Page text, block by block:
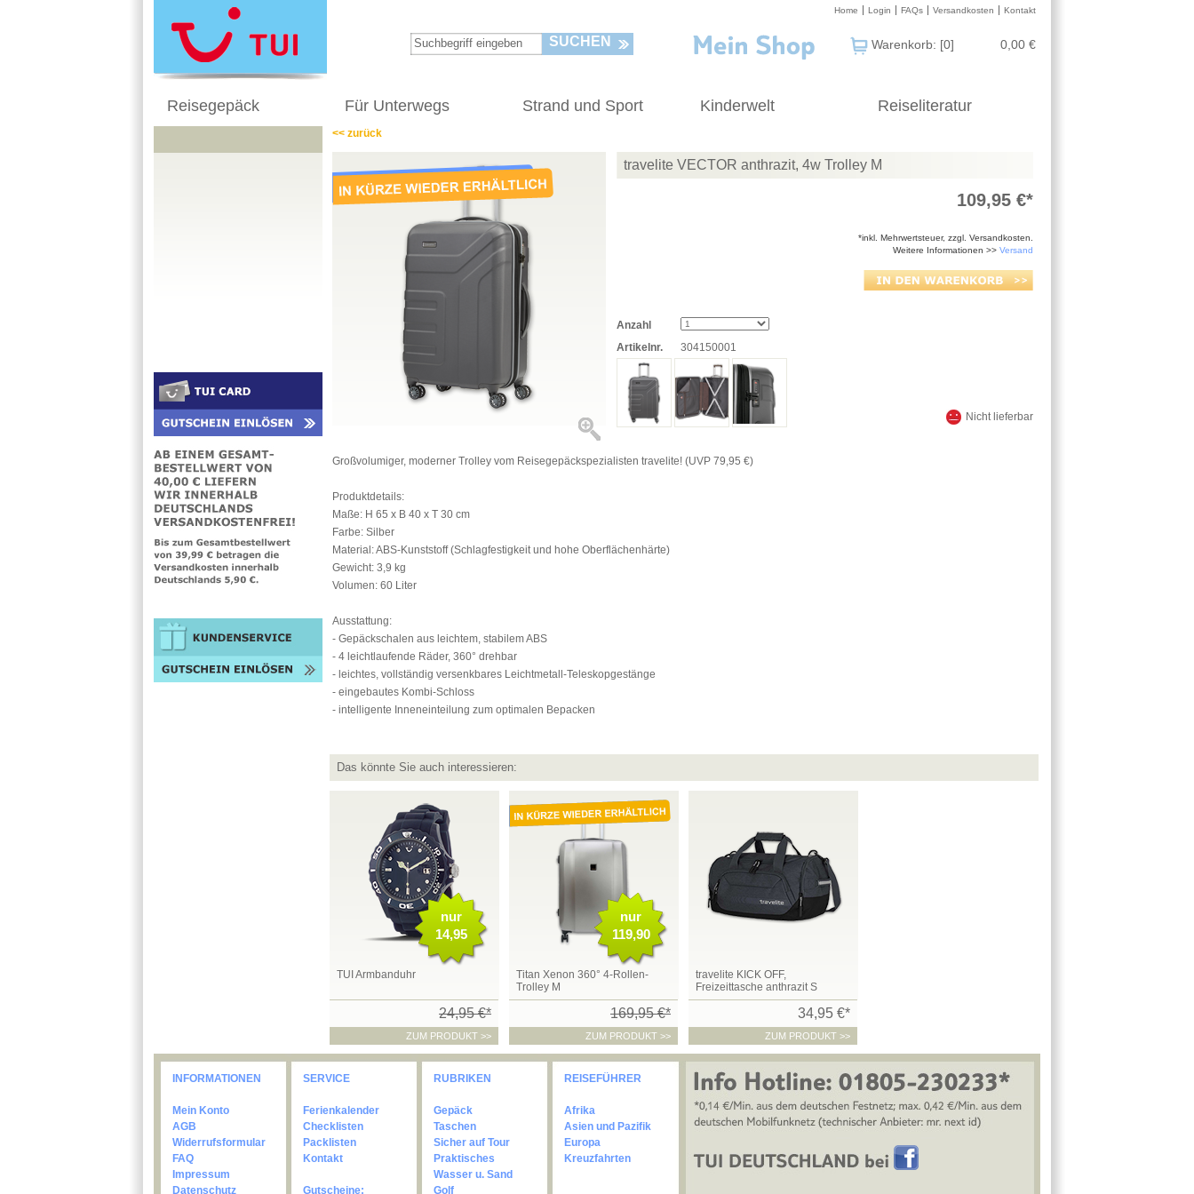
Kontakt
Versandkosten
FAQs
Login
Home
SUCHEN Warenkorb: [0] 0,00 €
Reisegepäck Für Unterwegs Strand und Sport Kinderwelt Reiseliteratur
<< zurück
travelite VECTOR anthrazit, 4w Trolley M
109,95 €*
*inkl. Mehrwertsteuer, zzgl. Versandkosten.
Weitere Informationen >> Versand
Nicht lieferbar
Anzahl
Artikelnr.
304150001
Großvolumiger, moderner Trolley vom Reisegepäckspezialisten travelite! (UVP 79,95 €)
Produktdetails:
Maße: H 65 x B 40 x T 30 cm
Farbe: Silber
Material: ABS-Kunststoff (Schlagfestigkeit und hohe Oberflächenhärte)
Gewicht: 3,9 kg
Volumen: 60 Liter
Ausstattung:
- Gepäckschalen aus leichtem, stabilem ABS
- 4 leichtlaufende Räder, 360° drehbar
- leichtes, vollständig versenkbares Leichtmetall-Teleskopgestänge
- eingebautes Kombi-Schloss
- intelligente Inneneinteilung zum optimalen Bepacken
Das könnte Sie auch interessieren:
TUI Armbanduhr
nur
14,95
24,95 €*
ZUM PRODUKT >>
Titan Xenon 360° 4-Rollen-
Trolley M
nur
119,90
169,95 €*
ZUM PRODUKT >>
travelite KICK OFF,
Freizeittasche anthrazit S
34,95 €*
ZUM PRODUKT >>
INFORMATIONEN
Mein Konto
AGB
Widerrufsformular
FAQ
Impressum
Datenschutz
SERVICE
Ferienkalender
Checklisten
Packlisten
Kontakt
Gutscheine:
RUBRIKEN
Gepäck
Taschen
Sicher auf Tour
Praktisches
Wasser u. Sand
Golf
REISEFÜHRER
Afrika
Asien und Pazifik
Europa
Kreuzfahrten